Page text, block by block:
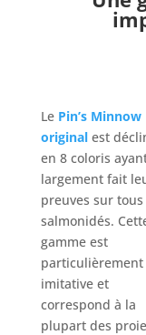
Le Pin’s Minnow
original est
en 8 coloris
largement fait
preuves sur tous
salmonidés.
gamme est
particulièrement
imitative et
correspond à la
plupart des